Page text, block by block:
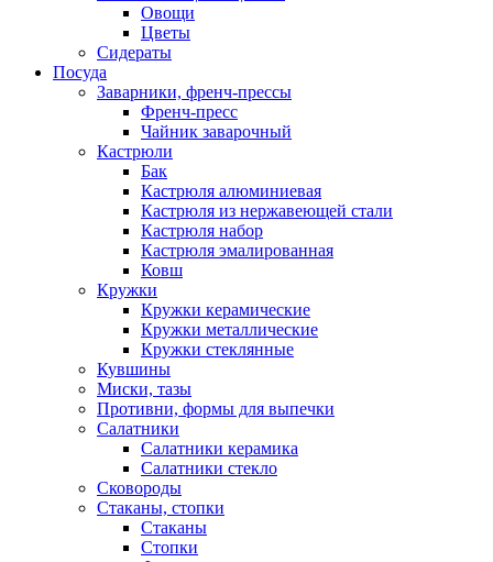
Овощи
Цветы
Сидераты
Посуда
Заварники, френч-прессы
Френч-пресс
Чайник заварочный
Кастрюли
Бак
Кастрюля алюминиевая
Кастрюля из нержавеющей стали
Кастрюля набор
Кастрюля эмалированная
Ковш
Кружки
Кружки керамические
Кружки металлические
Кружки стеклянные
Кувшины
Миски, тазы
Противни, формы для выпечки
Салатники
Салатники керамика
Салатники стекло
Сковороды
Стаканы, стопки
Стаканы
Стопки